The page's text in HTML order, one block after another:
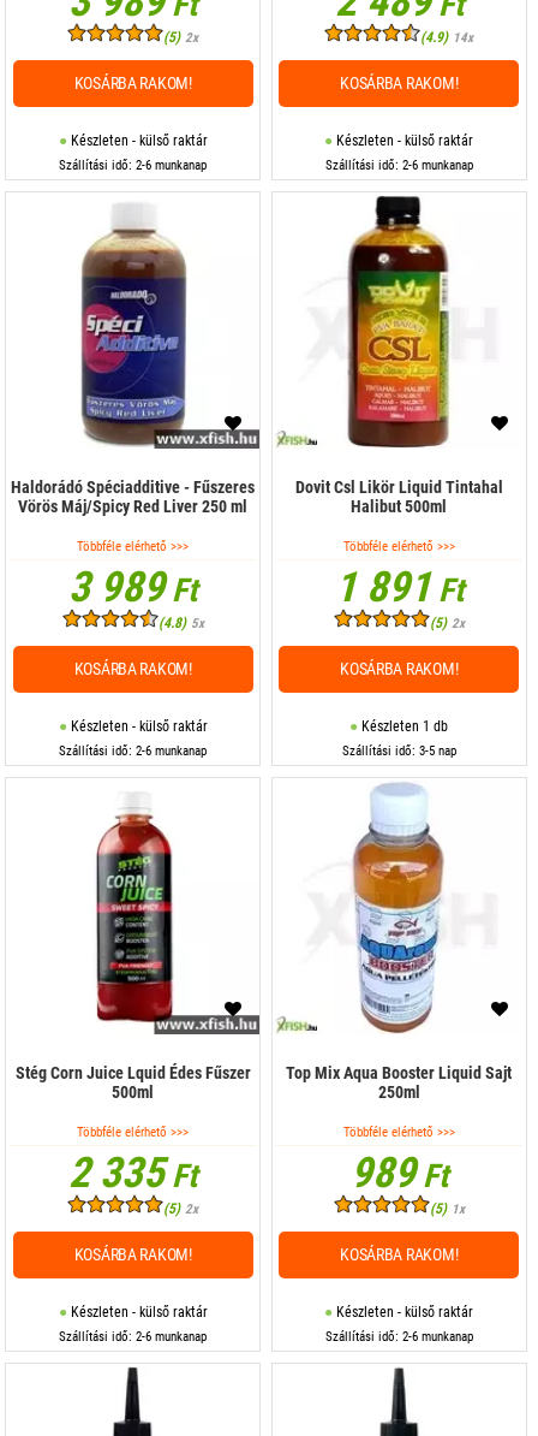
(5) 2x
Készleten - külső raktár
Szállítási idő: 2-6 munkanap
KOSÁRBA RAKOM!
(4.9) 14x
Készleten - külső raktár
Szállítási idő: 2-6 munkanap
KOSÁRBA RAKOM!
Haldorádó Spéciadditive - Fűszeres
Vörös Máj/Spicy Red Liver 250 ml
Többféle elérhető >>>
3 989Ft
(4.8) 5x
Készleten - külső raktár
Szállítási idő: 2-6 munkanap
KOSÁRBA RAKOM!
Dovit Csl Likör Liquid Tintahal
Halibut 500ml
Többféle elérhető >>>
1 891Ft
(5) 2x
Készleten 1 db
Szállítási idő: 3-5 nap
KOSÁRBA RAKOM!
Stég Corn Juice Lquid Édes Fűszer
500ml
Többféle elérhető >>>
2 335Ft
(5) 2x
Készleten - külső raktár
Szállítási idő: 2-6 munkanap
KOSÁRBA RAKOM!
Top Mix Aqua Booster Liquid Sajt
250ml
Többféle elérhető >>>
989Ft
(5) 1x
Készleten - külső raktár
Szállítási idő: 2-6 munkanap
KOSÁRBA RAKOM!